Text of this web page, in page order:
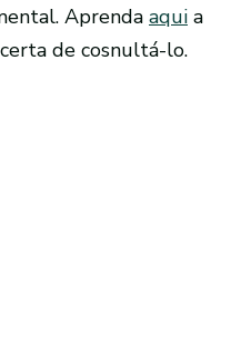
Aprenda aqui a
de cosnultá-lo.